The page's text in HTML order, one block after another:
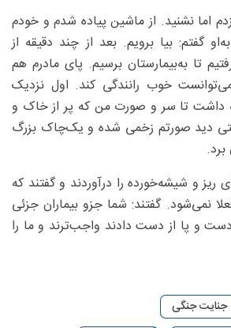
اما نشنید. از ماشین پیاده شدم و خودم
گفتم: بیا برویم. بعد از چند دقیقه از
تا به‌بیمارستان برسیم. پای مادرم هم
خوب رانندگی کند. اول نزدیک
داشت تا سر و صورت من که پر از خاک و
دید صورتم زخمی شده و یک‌چاک بزرگ
برد.
و شیشه‌خورده را درآوردند و گفتند که
نمی‌شود. گفتند: شما جزو بیماران جزئی
و پا از دست دادند واجب‌ترند و ما را
جنایت جنگی